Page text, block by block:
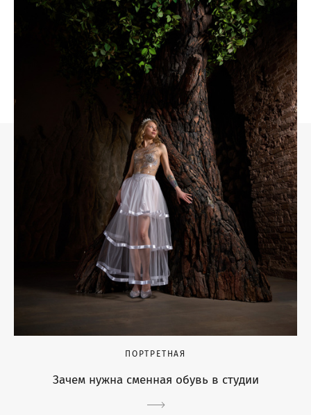
ПОРТРЕТНАЯ
Зачем нужна сменная обувь в студии